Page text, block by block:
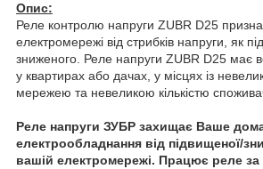
Опис:
Реле контролю напруги ZUBR D25
електромережі від стрибків напруги, як
зниженого. Реле напруги ZUBR D25 має
у квартирах або дачах, у місцях із
мережею та невеликою кількістю
Реле напруги ЗУБР захищає Ваше
електрообладнання від підвищеної/
вашій електромережі. Працює реле